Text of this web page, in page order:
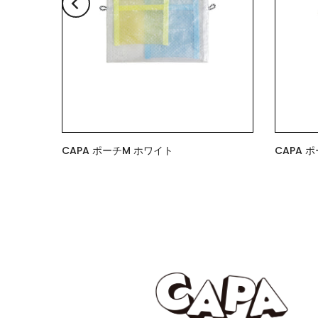
CAPA ポーチM ホワイト
CAPA ポ